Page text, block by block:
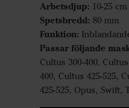
Arbetsdjup: 10-25 cm
Spetsbredd: 80 mm
Funktion:
Passar följande
Cultus 300-400,
400, Cultus 425-525,
425-525, Opus, Swift,